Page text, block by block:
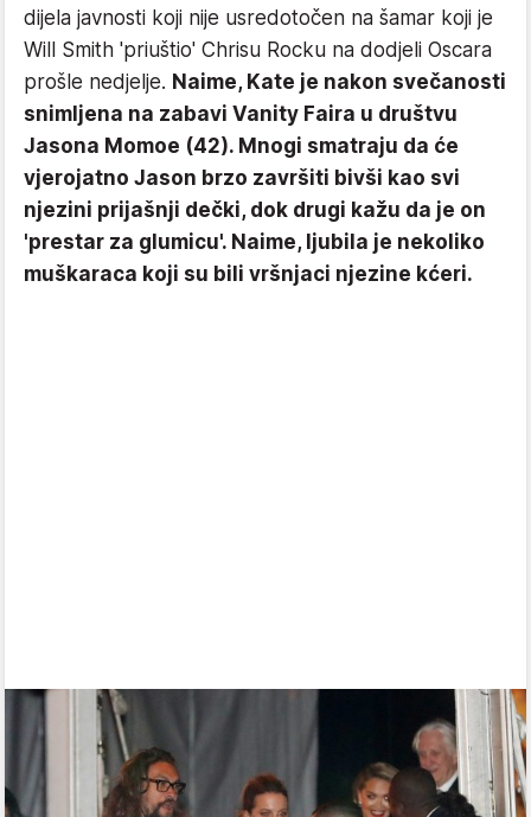
dijela javnosti koji nije usredotočen na šamar koji je
Will Smith 'priuštio' Chrisu Rocku na dodjeli Oscara
prošle nedjelje. Naime, Kate je nakon svečanosti
snimljena na zabavi Vanity Faira u društvu
Jasona Momoe (42). Mnogi smatraju da će
vjerojatno Jason brzo završiti bivši kao svi
njezini prijašnji dečki, dok drugi kažu da je on
'prestar za glumicu'. Naime, ljubila je nekoliko
muškaraca koji su bili vršnjaci njezine kćeri.